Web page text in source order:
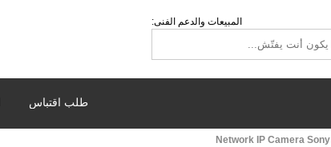
المبيعات والدعم الفنى:
طلب اقتباس
Network IP Camera